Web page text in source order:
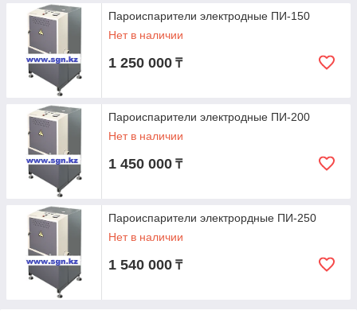
Пароиспарители электродные ПИ-150
Нет в наличии
1 250 000 ₸
Пароиспарители электродные ПИ-200
Нет в наличии
1 450 000 ₸
Пароиспарители электрордные ПИ-250
Нет в наличии
1 540 000 ₸